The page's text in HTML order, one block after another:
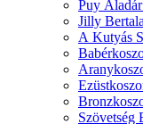
Puy
Jilly
A Kutyás
Szövetség